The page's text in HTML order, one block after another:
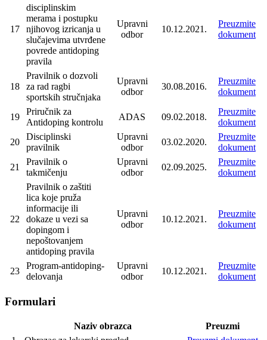
17
disciplinskim
merama i postupku
njihovog izricanja u
slučajevima utvrđene
povrede antidoping
pravila
Upravni
odbor
10.12.2021.
Preuzmite
dokument
18
Pravilnik o dozvoli
za rad ragbi
sportskih stručnjaka
Upravni
odbor
30.08.2016.
Preuzmite
dokument
19
Priručnik za
Antidoping kontrolu
ADAS 09.02.2018.
Preuzmite
dokument
20
Disciplinski
pravilnik
Upravni
odbor
03.02.2020.
Preuzmite
dokument
21
Pravilnik o
takmičenju
Upravni
odbor
02.09.2025.
Preuzmite
dokument
22
Pravilnik o zaštiti
lica koje pruža
informacije ili
dokaze u vezi sa
dopingom i
nepoštovanjem
antidoping pravila
Upravni
odbor
10.12.2021.
Preuzmite
dokument
23
Program-antidoping-
delovanja
Upravni
odbor
10.12.2021.
Preuzmite
dokument
Formulari
Naziv obrazca
Preuzmi